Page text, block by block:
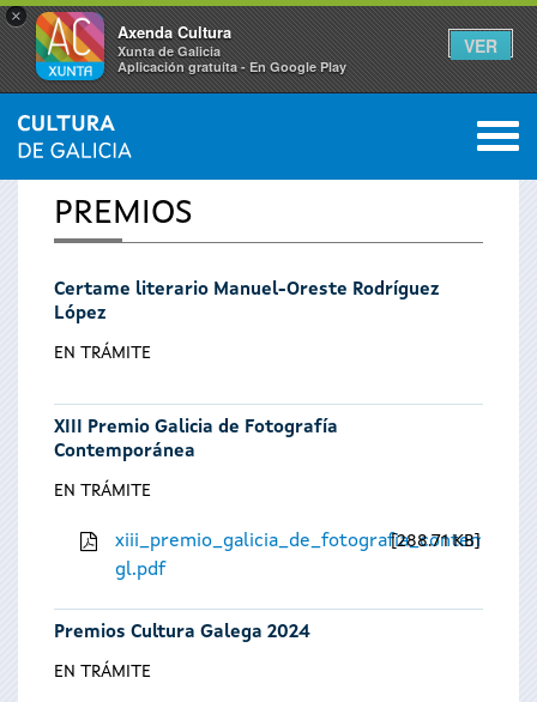
×
Axenda Cultura
Xunta de Galicia
Aplicación gratuíta - En Google Play
VER
Vostede
está
aquí
INICIO 0
PREMIOS
Certame literario Manuel-Oreste Rodríguez
López
EN TRÁMITE
XIII Premio Galicia de Fotografía
Contemporánea
EN TRÁMITE
gl.pdf
288.71 KB
Premios Cultura Galega 2024
EN TRÁMITE